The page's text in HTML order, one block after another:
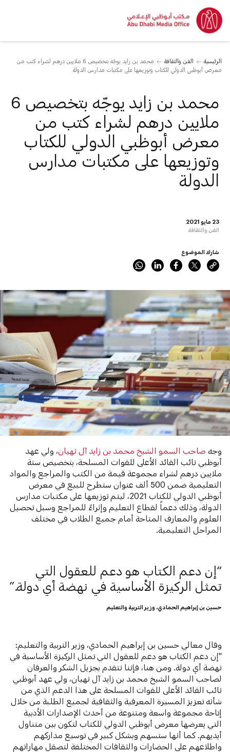
الرئيسية الفن والثقافة
محمد بن زايد يوجّه بتخصيص 6 ملايين درهم لشراء كتب من
معرض أبوظبي الدولي للكتاب وتوزيعها على مكتبات مدارس الدولة
23 مايو 2021
الفن والثقافة
محمد بن زايد يوجّه بتخصيص 6
ملايين درهم لشراء كتب من
معرض أبوظبي الدولي للكتاب
وتوزيعها على مكتبات مدارس
الدولة
شارك الموضوع
وجهصاحب السمو الشيخ محمد بن زايد آل نهيان، ولي عهد
أبوظبي نائب القائد الأعلى للقوات المسلحة، بتخصيص ستة
ملايين درهم لشراء مجموعة قيمة من الكتب والمراجع والمواد
التعليمية ضمن 500 ألف عنوان ستطرح للبيع في معرض
أبوظبي الدولي للكتاب 2021، ليتم توزيعها على مكتبات مدارس
الدولة، وذلك دعماً لقطاع التعليم وإثراءً للمراجع وسبل تحصيل
العلوم والمعارف المتاحة أمام جميع الطلاب في مختلف
المراحل التعليمية.
إن دعم الكتاب هو دعم للعقول التي
تمثل الركيزة الأساسية في نهضة أي دولة.
حسين بن إبراهيم الحمادي، وزير التربية والتعليم
وقال معالي حسين بن إبراهيم الحمادي، وزير التربية والتعليم:
"إن دعم الكتاب هو دعم للعقول التي تمثل الركيزة الأساسية في
نهضة أي دولة. ومن هنا، فإننا نتقدم بجزيل الشكر والعرفان
لصاحب السمو الشيخ محمد بن زايد آل نهيان، ولي عهد أبوظبي
نائب القائد الأعلى للقوات المسلحة على هذا الدعم الذي من
شأنه تعزيز المسيرة المعرفية والثقافية لجميع الطلبة من خلال
إتاحة مجموعة واسعة ومتنوعة من أحدث الإصدارات الأدبية
التي يعرضها معرض أبوظبي الدولي للكتاب لتكون بين متناول
أيديهم. كما أنها ستسهم وبشكل كبير في توسيع مداركهم
واطلاعهم على الحضارات والثقافات المختلفة لتصقل مهاراتهم